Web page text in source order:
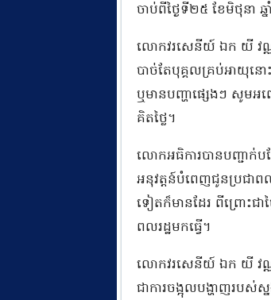
ចាប់ពីថ្ងៃទី២៥ ខែមិថុនា ឆ្
លោកវរសេនីយ៍ ឯក យី វណ្ណដ
បាច់តែបុគ្គលគ្រប់អាយុនោ
ឬមានបញ្ហាផ្សេងៗ សូមអ
គិតថ្លៃ។
លោកអធិការបានបញ្ជាក់បន្
អនុវត្តន៍បំពេញជូនប្រជាពល
ទៀតក៏មានដែរ ពីព្រោះជា
ពលរដ្ឋមកធ្វើ។
លោកវរសេនីយ៍ ឯក យី វណ្ណ
ជាការចង្អុលបង្ហាញរបស់